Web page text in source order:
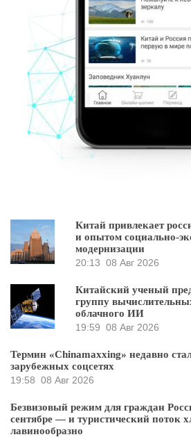
Китай привлекает
и опытом социально-
модернизации
20:13 08 Авг 2026
Китайский ученый
группу
облачного ИИ
19:59 08 Авг 2026
Термин «Chinamaxxing» недавно
зарубежных соцсетях
19:58 08 Авг 2026
Безвизовый режим для граждан
сентябре — и туристический поток
лавинообразно